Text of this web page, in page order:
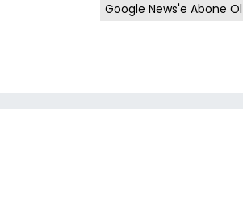
Google News'e Abone Ol